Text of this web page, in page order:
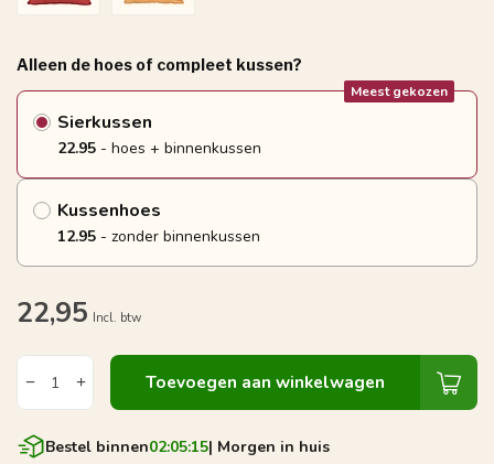
Alleen de hoes of compleet kussen?
Sierkussen
Meest gekozen
22.95 - hoes + binnenkussen
Kussenhoes
12.95 - zonder binnenkussen
22,95 Incl. btw
Toevoegen aan winkelwagen
Bestel binnen02:05:15| Morgen in huis